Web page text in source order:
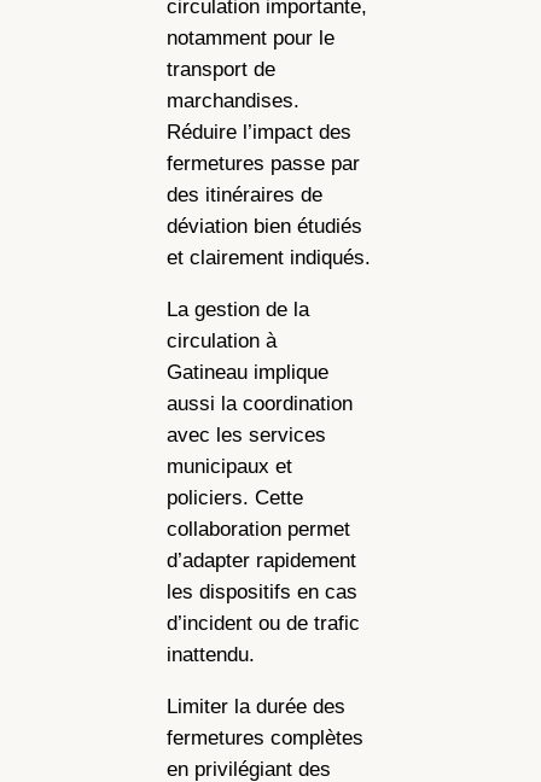
circulation importante,
notamment pour le
transport de
marchandises.
Réduire l’impact des
fermetures passe par
des itinéraires de
déviation bien étudiés
et clairement indiqués.
La gestion de la
circulation à
Gatineau implique
aussi la coordination
avec les services
municipaux et
policiers. Cette
collaboration permet
d’adapter rapidement
les dispositifs en cas
d’incident ou de trafic
inattendu.
Limiter la durée des
fermetures complètes
en privilégiant des